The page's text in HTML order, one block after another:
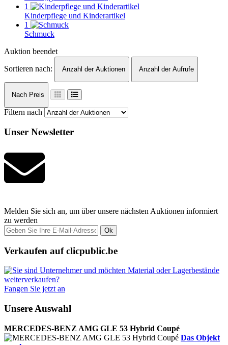
1
Kinderpflege und Kinderartikel
1
Schmuck
Auktion beendet
Sortieren nach:
Anzahl der Auktionen Anzahl der Aufrufe
Nach Preis
Filtern nach
Unser Newsletter
Melden Sie sich an, um über unsere nächsten Auktionen informiert
zu werden
Ok
Verkaufen auf clicpublic.be
Fangen Sie jetzt an
Unsere Auswahl
MERCEDES-BENZ AMG GLE 53 Hybrid Coupé
Das Objekt